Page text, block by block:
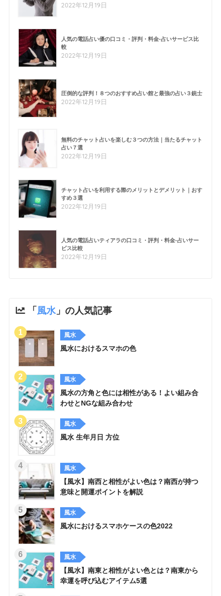
2022年12月19日
人気の電話占い優の口コミ・評判・料金-占いサービス比
較
2022年12月19日
圧倒的な評判！８つのおすすめ占い館と最強の占い３銃士
2022年12月19日
無料のチャット占いを楽しむ３つの方法｜当たるチャット
占い７選
2022年12月19日
チャット占いを利用する際のメリットとデメリット｜おす
すめ３選
2022年12月19日
人気の電話占いティアラの口コミ・評判・料金-占いサー
ビス比較
2022年12月19日
「風水」の人気記事
風水
風水におけるスマホの色
風水
風水の方角と色には相性がある！よい組み合
わせとNGな組み合わせ
風水
風水 生年月日 方位
風水
【風水】南西と相性がよい色は？南西が持つ
意味と開運ポイントを解説
風水
風水におけるスマホケースの色2022
風水
【風水】南東と相性がよい色とは？南東から
幸運を呼び込むアイテム5選